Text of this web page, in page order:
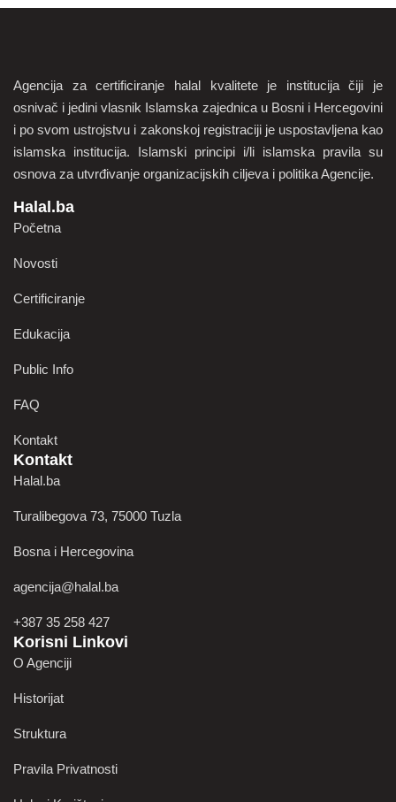
Agencija za certificiranje halal kvalitete je institucija čiji je
osnivač i jedini vlasnik Islamska zajednica u Bosni i Hercegovini
i po svom ustrojstvu i zakonskoj registraciji je uspostavljena kao
islamska institucija. Islamski principi i/li islamska pravila su
osnova za utvrđivanje organizacijskih ciljeva i politika Agencije.
Halal.ba
Početna
Novosti
Certificiranje
Edukacija
Public Info
FAQ
Kontakt
Kontakt
Halal.ba
Turalibegova 73, 75000 Tuzla
Bosna i Hercegovina
agencija@halal.ba
+387 35 258 427
Korisni Linkovi
O Agenciji
Historijat
Struktura
Pravila Privatnosti